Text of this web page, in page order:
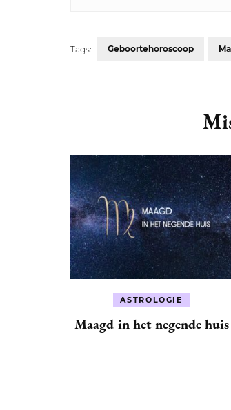
Tags: Geboortehoroscoop
ASTROLOGIE
Maagd in het negende huis